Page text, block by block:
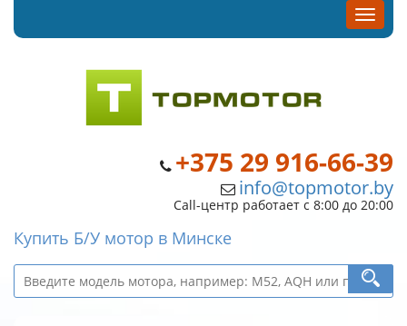
+375 29 916-66-39
info@topmotor.by
Call-центр работает с 8:00 до 20:00
Купить Б/У мотор в Минске